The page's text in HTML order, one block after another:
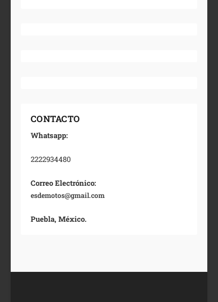
CONTACTO
Whatsapp:
2222934480
Correo Electrónico:
esdemotos@gmail.com
Puebla, México.